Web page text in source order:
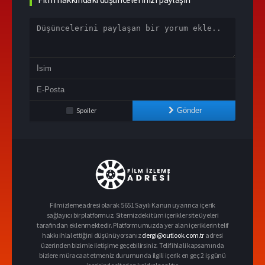
Spoiler Gönder
Filmizlemeadresi olarak 5651 Sayılı Kanun uyarınca içerik
sağlayıcı bir platformuz. Sitemizdeki tüm içerikler site üyeleri
tarafından eklenmektedir. Platformumuzda yer alan içeriklerin telif
hakkı ihlal ettiğini düşünüyorsanızdergi@outlook.com.tr adresi
üzerinden bizimle iletişime geçebilirsiniz. Telif ihlali kapsamında
bizlere müracaat etmeniz durumunda ilgili içerik en geç 2 iş günü